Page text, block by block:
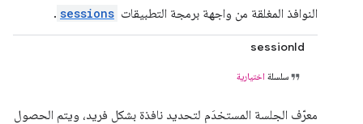
النوافذ المغلقة من واجهة برمجة التطبيقات sessions
.
sessionId
سلسلة اختيارية
معرّف الجلسة المستخدَم لتحديد نافذة بشكل فريد، ويتم الحصول